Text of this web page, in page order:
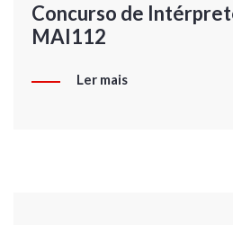
Concurso de
MAI112
Ler mais